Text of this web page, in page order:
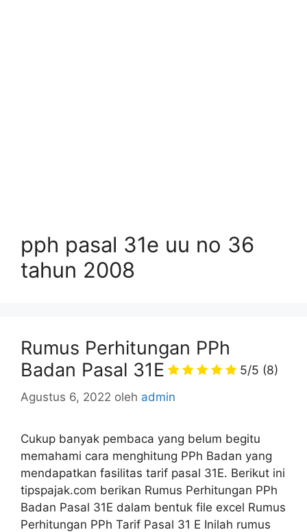
pph pasal 31e uu no 36
tahun 2008
Rumus Perhitungan PPh
Badan Pasal 31E
5/5 (8)
Agustus 6, 2022 oleh admin
Cukup banyak pembaca yang belum begitu
memahami cara menghitung PPh Badan yang
mendapatkan fasilitas tarif pasal 31E. Berikut ini
tipspajak.com berikan Rumus Perhitungan PPh
Badan Pasal 31E dalam bentuk file excel Rumus
Perhitungan PPh Tarif Pasal 31 E Inilah rumus